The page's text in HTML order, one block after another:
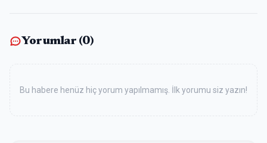
Yorumlar (0)
Bu habere henüz hiç yorum yapılmamış. İlk yorumu siz yazın!